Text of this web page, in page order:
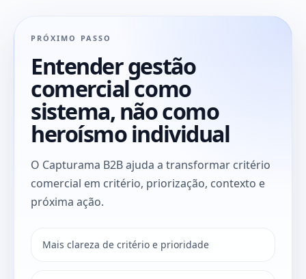
PRÓXIMO PASSO
Entender gestão
comercial como
sistema, não como
heroísmo individual
O Capturama B2B ajuda a transformar critério
comercial em critério, priorização, contexto e
próxima ação.
Mais clareza de critério e prioridade